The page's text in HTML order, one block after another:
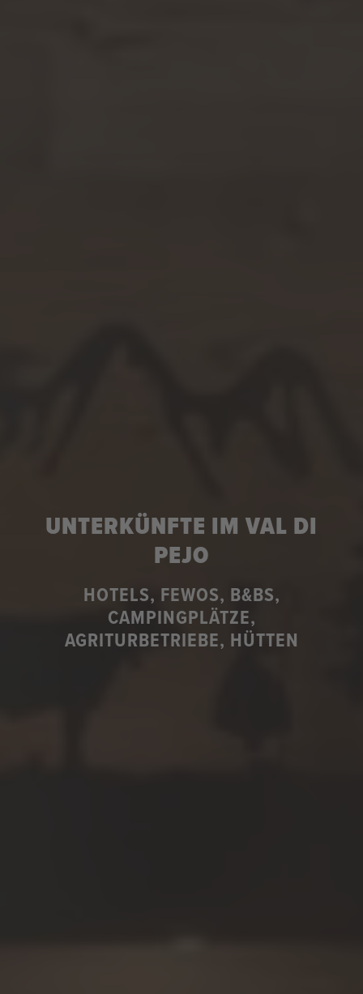
UNTERKÜNFTE IM VAL DI
PEJO
HOTELS, FEWOS, B&BS,
CAMPINGPLÄTZE,
AGRITURBETRIEBE, HÜTTEN